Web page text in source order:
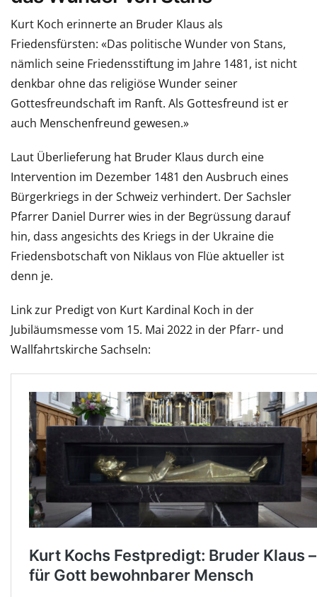
Kurt Koch erinnerte an Bruder Klaus als
Friedensfürsten: «Das politische Wunder von Stans,
nämlich seine Friedensstiftung im Jahre 1481, ist nicht
denkbar ohne das religiöse Wunder seiner
Gottesfreundschaft im Ranft. Als Gottesfreund ist er
auch Menschenfreund gewesen.»
Laut Überlieferung hat Bruder Klaus durch eine
Intervention im Dezember 1481 den Ausbruch eines
Bürgerkriegs in der Schweiz verhindert. Der Sachsler
Pfarrer Daniel Durrer wies in der Begrüssung darauf
hin, dass angesichts des Kriegs in der Ukraine die
Friedensbotschaft von Niklaus von Flüe aktueller ist
denn je.
Link zur Predigt von Kurt Kardinal Koch in der
Jubiläumsmesse vom 15. Mai 2022 in der Pfarr- und
Wallfahrtskirche Sachseln: